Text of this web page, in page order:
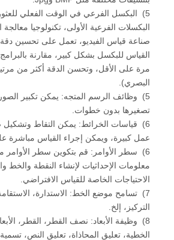
5) البكسل الفرعي في الوقت الفعلي
البكسلات الفرعية الأولى، تكنولوجيا
صناعة قياس الفيديو، تعمل على تحسين دقة
مرة على الأقل، وتحسن الدقة أكثر من
البصري).
5) وظائف الرسم المتجه: يمكن تكبير
تصغيرها بدون خطوات.
6) قياسات الخرائط: يمكن التقاط
عمل كبيرة، ويمكن إجراء القياس مباشرة
6) سطر الأوامر: قم بتكوين سطر الأوامر
معلومات الإحداثيات لإنشاء النقطة والخط
الاحتياجات الخاصة للقياس الافتراضي.
7) تسامح موضع الخط: الاستدارة،
التركيز، إلخ.
8) وظيفة الأبعاد: نصف القطر، القطر، الأبعاد
الخطية، تعليق المحاذاة، تعليق النص، تسمية